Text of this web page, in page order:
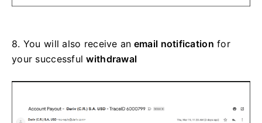
8. You will also receive an email notification for
your successfulwithdrawal